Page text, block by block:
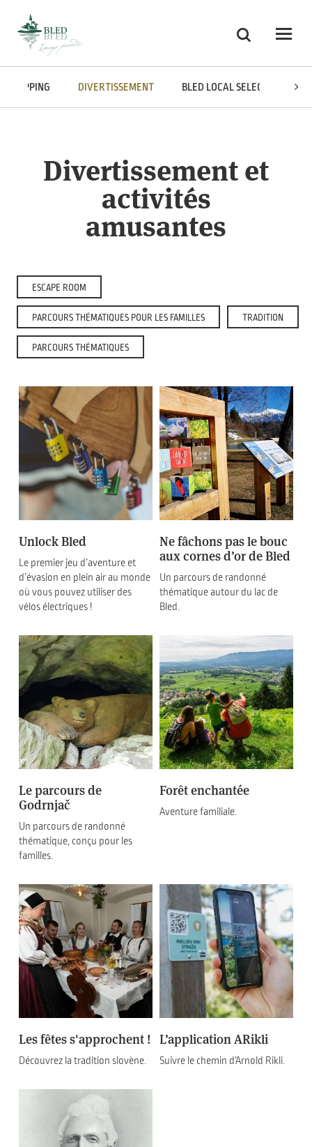
Recherche
Odpri
SHOPPING DIVERTISSEMENT BLED LOCAL SELECTION
Divertissement et
activités
amusantes
ESCAPE ROOM
PARCOURS THÉMATIQUES POUR LES FAMILLES TRADITION
PARCOURS THÉMATIQUES
Unlock Bled
Le premier jeu d’aventure et
d’évasion en plein air au monde
où vous pouvez utiliser des
vélos électriques !
Ne fâchons pas le bouc
aux cornes d’or de Bled
Un parcours de randonné
thématique autour du lac de
Bled.
Le parcours de
Godrnjač
Un parcours de randonné
thématique, conçu pour les
familles.
Forêt enchantée
Aventure familiale.
Les fêtes s'approchent !
Découvrez la tradition slovène.
L’application ARikli
Suivre le chemin d’Arnold Rikli.